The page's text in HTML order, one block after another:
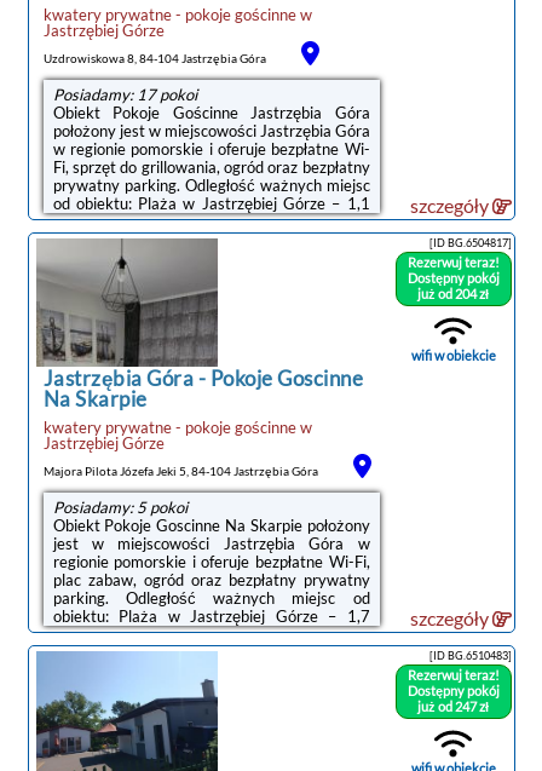
kwatery prywatne - pokoje gościnnew
Jastrzębiej Górze
Uzdrowiskowa 8, 84-104 Jastrzębia Góra
Posiadamy: 17 pokoi
Obiekt Pokoje Gościnne Jastrzębia Góra
położony jest w miejscowości Jastrzębia Góra
w regionie pomorskie i oferuje bezpłatne Wi-
Fi, sprzęt do grillowania, ogród oraz bezpłatny
prywatny parking. Odległość ważnych miejsc
od obiektu: Plaża w Jastrzębiej Górze – 1,1
km.Wszystkie opcje zakwaterowania
wyposażone są w telewizor z płaskim
ekranem i mają patio oraz prywatną łazienkę
z prysznicem. Niektóre opcje zakwaterowania
mają taras lub balkon.Odległość ważnych
miejsc od obiektu: Port Gdynia – 41 km,
Stocznia Gdynia – 44 km. Lotnisko Lotnisko
Gdańsk-Rębiechowo ...
szczegóły
Jastrzębia Góra- Pokoje Goscinne
Na Skarpie
kwatery prywatne - pokoje gościnnew
Jastrzębiej Górze
Majora Pilota Józefa Jeki 5, 84-104 Jastrzębia Góra
Posiadamy: 5 pokoi
Obiekt Pokoje Goscinne Na Skarpie położony
jest w miejscowości Jastrzębia Góra w
regionie pomorskie i oferuje bezpłatne Wi-Fi,
plac zabaw, ogród oraz bezpłatny prywatny
parking. Odległość ważnych miejsc od
obiektu: Plaża w Jastrzębiej Górze – 1,7
km.Na miejscu znajduje się telewizor z
płaskim ekranem oraz prywatna łazienka z
mikrofalówkę oraz płytę kuchenną.W obiekcie
znajduje się sprzęt do grillowania, a okolica
jest popularna wśród miłośników jazdy na
rowerze.Odległość ważnych miejsc od
obiektu: Port Gdynia – 40 km, Stocznia ...
[ID BG.6504817]
Rezerwuj teraz!
Dostępny pokój
już od 204 zł
wifi w obiekcie
szczegóły
[ID BG.6510483]
Rezerwuj teraz!
Dostępny pokój
już od 247 zł